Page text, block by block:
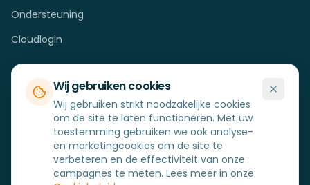
Wij gebruiken cookies
Wij gebruiken strikt noodzakelijke cookies
om de site te laten functioneren. Met uw
toestemming gebruiken we ook analyse-
en marketingcookies om de site te
verbeteren en de effectiviteit van onze
campagnes te meten. Lees meer in onze
Ondersteuning
Cloudlogin
Bronnen
Cases
Veelgestelde vragen
Hardware